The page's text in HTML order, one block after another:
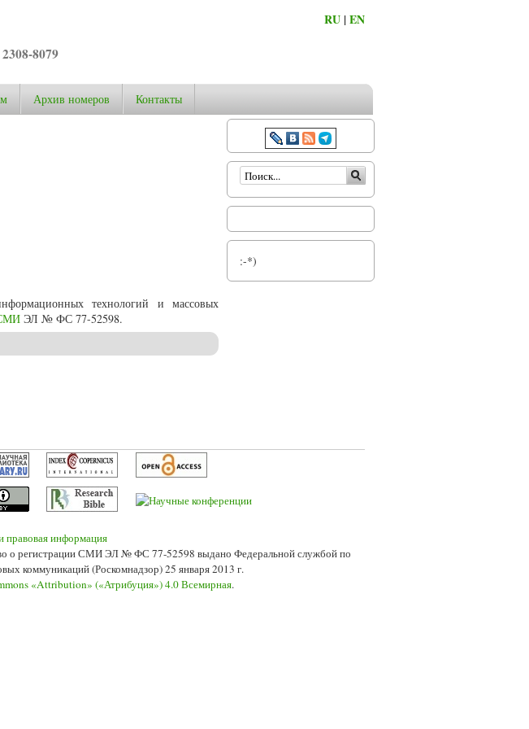
8079
RU |EN
Архив номеров Контакты
технологий и массовых
ЭЛ № ФС 77-52598.
Форма поиска
:-*)
правовая информация
о регистрации СМИ ЭЛ № ФС 77-52598 выдано Федеральной службой по
коммуникаций (Роскомнадзор) 25 января 2013 г.
«Attribution» («Атрибуция») 4.0 Всемирная.